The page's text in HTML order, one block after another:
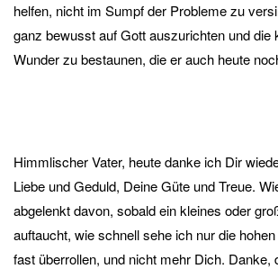
helfen, nicht im Sumpf der Probleme zu
ganz bewusst auf Gott auszurichten und die
Wunder zu bestaunen, die er auch heute
Himmlischer Vater, heute danke ich Dir
Liebe und Geduld, Deine Güte und Treue.
abgelenkt davon, sobald ein kleines oder
auftaucht, wie schnell sehe ich nur die
fast überrollen, und nicht mehr Dich. Danke,